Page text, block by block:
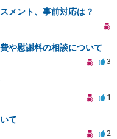
メント、事前対応は？
や慰謝料の相談について
3
1
て
2